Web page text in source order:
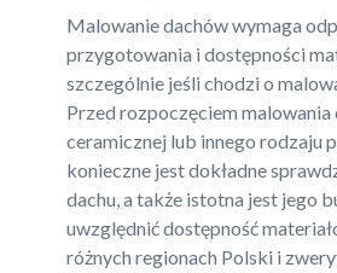
Malowanie dachów wymaga
przygotowania i dostępności
szczególnie jeśli chodzi o
Przed rozpoczęciem malowania
ceramicznej lub innego rodzaju
konieczne jest dokładne
dachu, a także istotna jest jego
uwzględnić dostępność
różnych regionach Polski i